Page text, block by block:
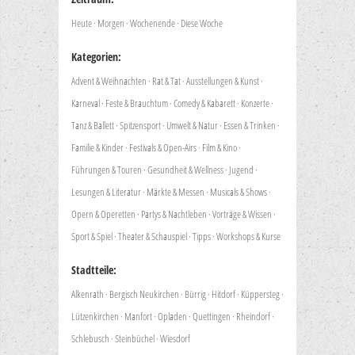
Heute· Morgen ·Wochenende· Diese Woche
Kategorien:
Advent & Weihnachten · Rat & Tat·Ausstellungen & Kunst·
Karneval· Feste & Brauchtum·Comedy & Kabarett· Konzerte·
Tanz & Ballett·Spitzensport· Umwelt & Natur· Essen & Trinken ·
Familie & Kinder· Festivals & Open-Airs· Film & Kino·
Führungen & Touren ·Gesundheit & Wellness· Jugend ·
Lesungen & Literatur· Märkte & Messen · Musicals & Shows·
Opern & Operetten · Partys & Nachtleben ·Vorträge & Wissen ·
Sport & Spiel·Theater & Schauspiel·Tipps·Workshops & Kurse
Stadtteile:
Alkenrath · Bergisch Neukirchen · Bürrig· Hitdorf· Küppersteg·
Lützenkirchen · Manfort·Opladen ·Quettingen · Rheindorf·
Schlebusch ·Steinbüchel·Wiesdorf